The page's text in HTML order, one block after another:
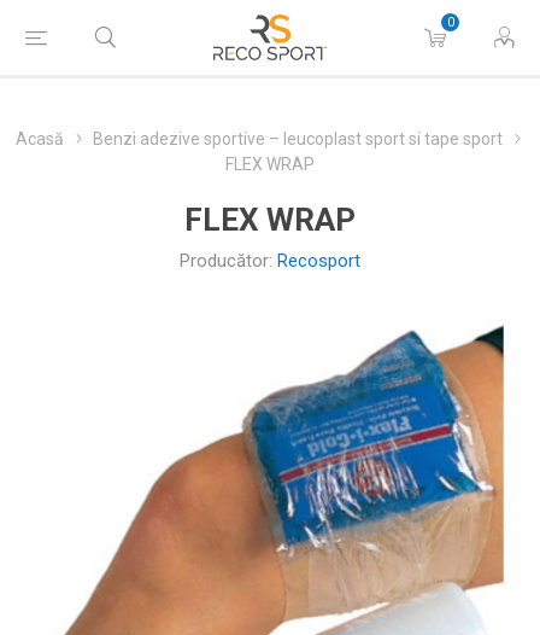
0
Acasă
Benzi adezive sportive – leucoplast sport si tape sport
FLEX WRAP
FLEX WRAP
Producător: Recosport